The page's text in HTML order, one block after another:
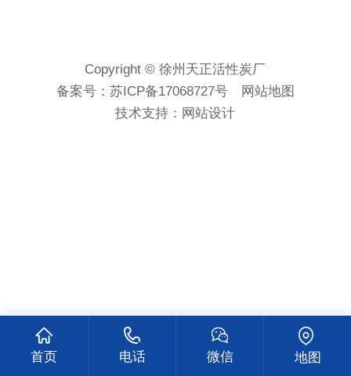
Copyright © 徐州天正活性炭厂
备案号： 苏ICP备17068727号
网站地图
技术支持： 网站设计
首页 电话 微信 地图